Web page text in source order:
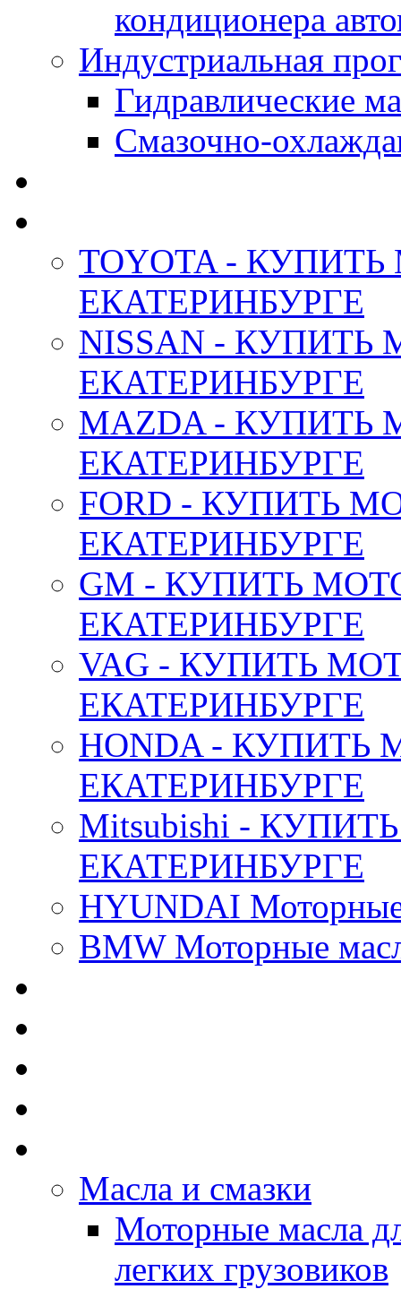
кондиционера
Индустриальная
Гидравлические
Смазочно-
TOYOTA -
ЕКАТЕРИНБУРГЕ
NISSAN -
ЕКАТЕРИНБУРГЕ
MAZDA -
ЕКАТЕРИНБУРГЕ
FORD - КУПИТЬ
ЕКАТЕРИНБУРГЕ
GM - КУПИТЬ
ЕКАТЕРИНБУРГЕ
VAG - КУПИТЬ
ЕКАТЕРИНБУРГЕ
HONDA -
ЕКАТЕРИНБУРГЕ
Mitsubishi -
ЕКАТЕРИНБУРГЕ
HYUNDAI
BMW Моторные
Масла и смазки
Моторные масла
легких грузовиков